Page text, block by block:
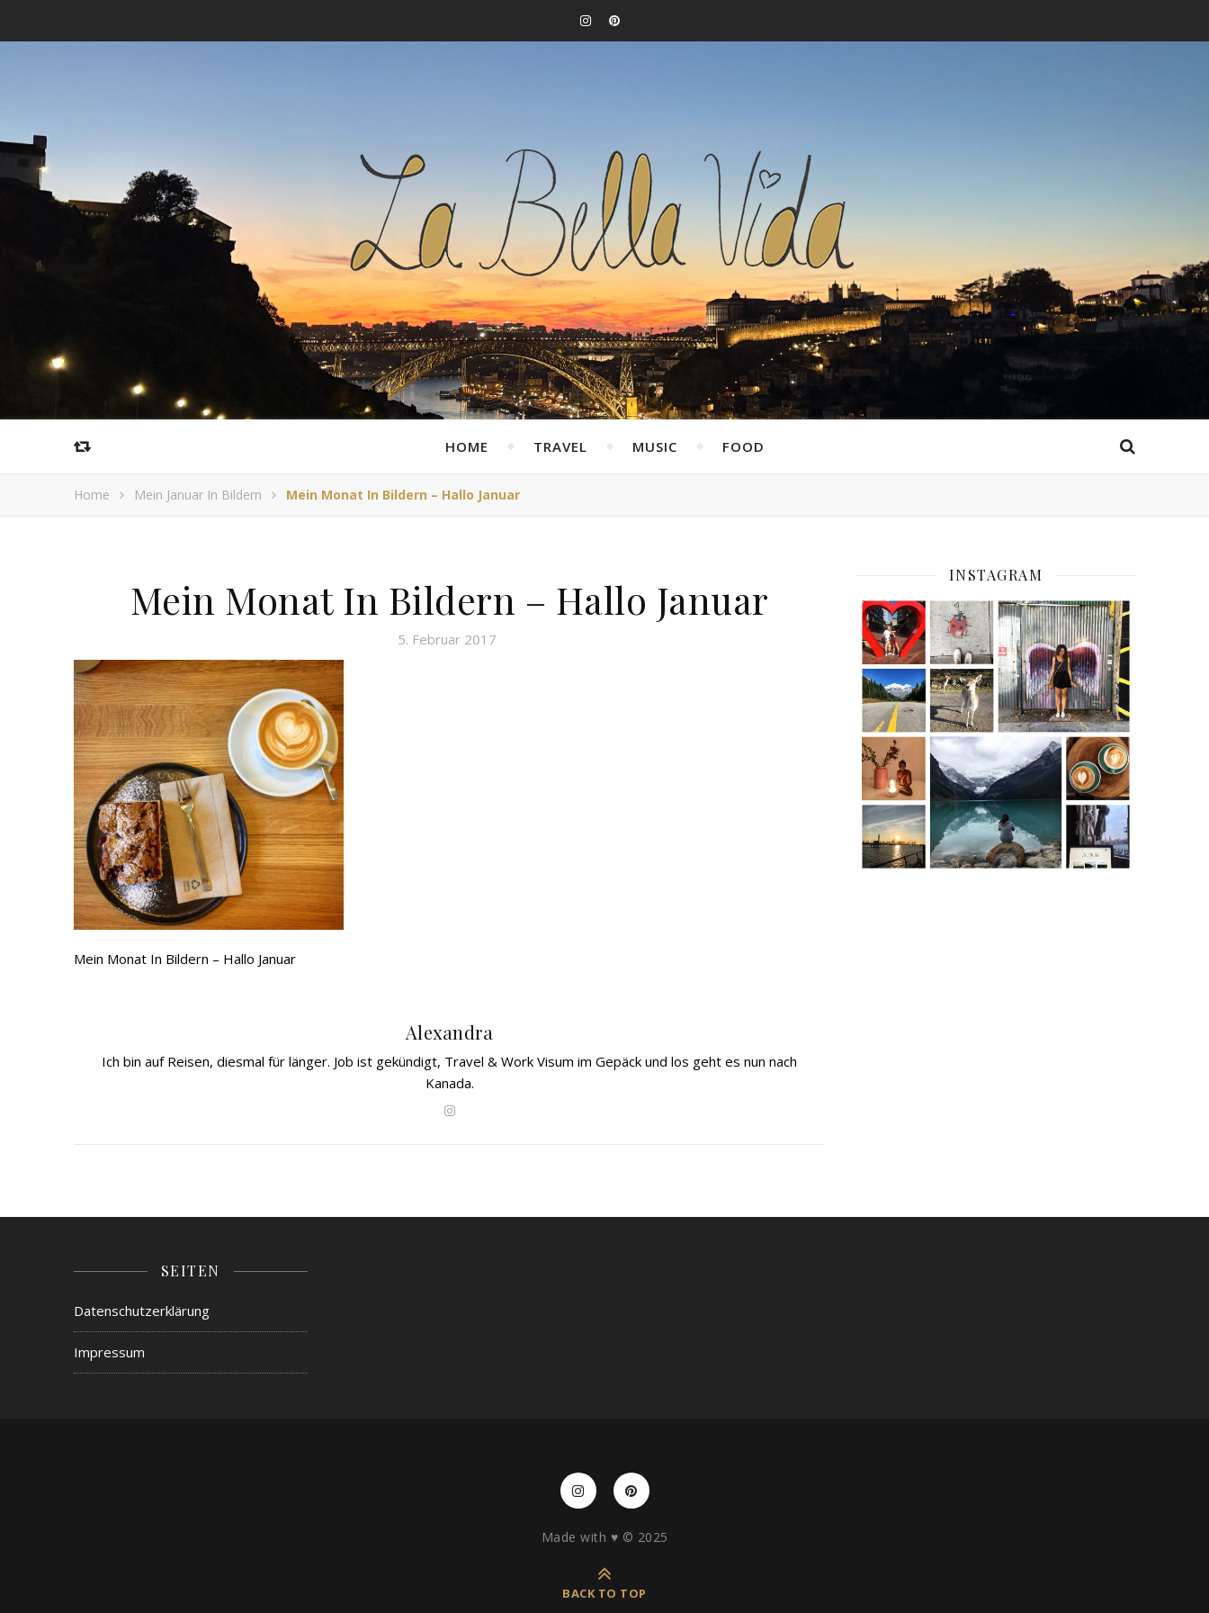
HOME TRAVEL MUSIC FOOD
Home Mein Januar In Bildern Mein Monat In Bildern – Hallo Januar
Mein Monat In Bildern – Hallo Januar
5. Februar 2017
Mein Monat In Bildern – Hallo Januar
Alexandra
Ich bin auf Reisen, diesmal für länger. Job ist gekündigt, Travel & Work Visum im Gepäck und los geht es nun nach
Kanada.
INSTAGRAM
SEITEN
Datenschutzerklärung
Impressum
Made with ♥️ © 2025
BACK TO TOP